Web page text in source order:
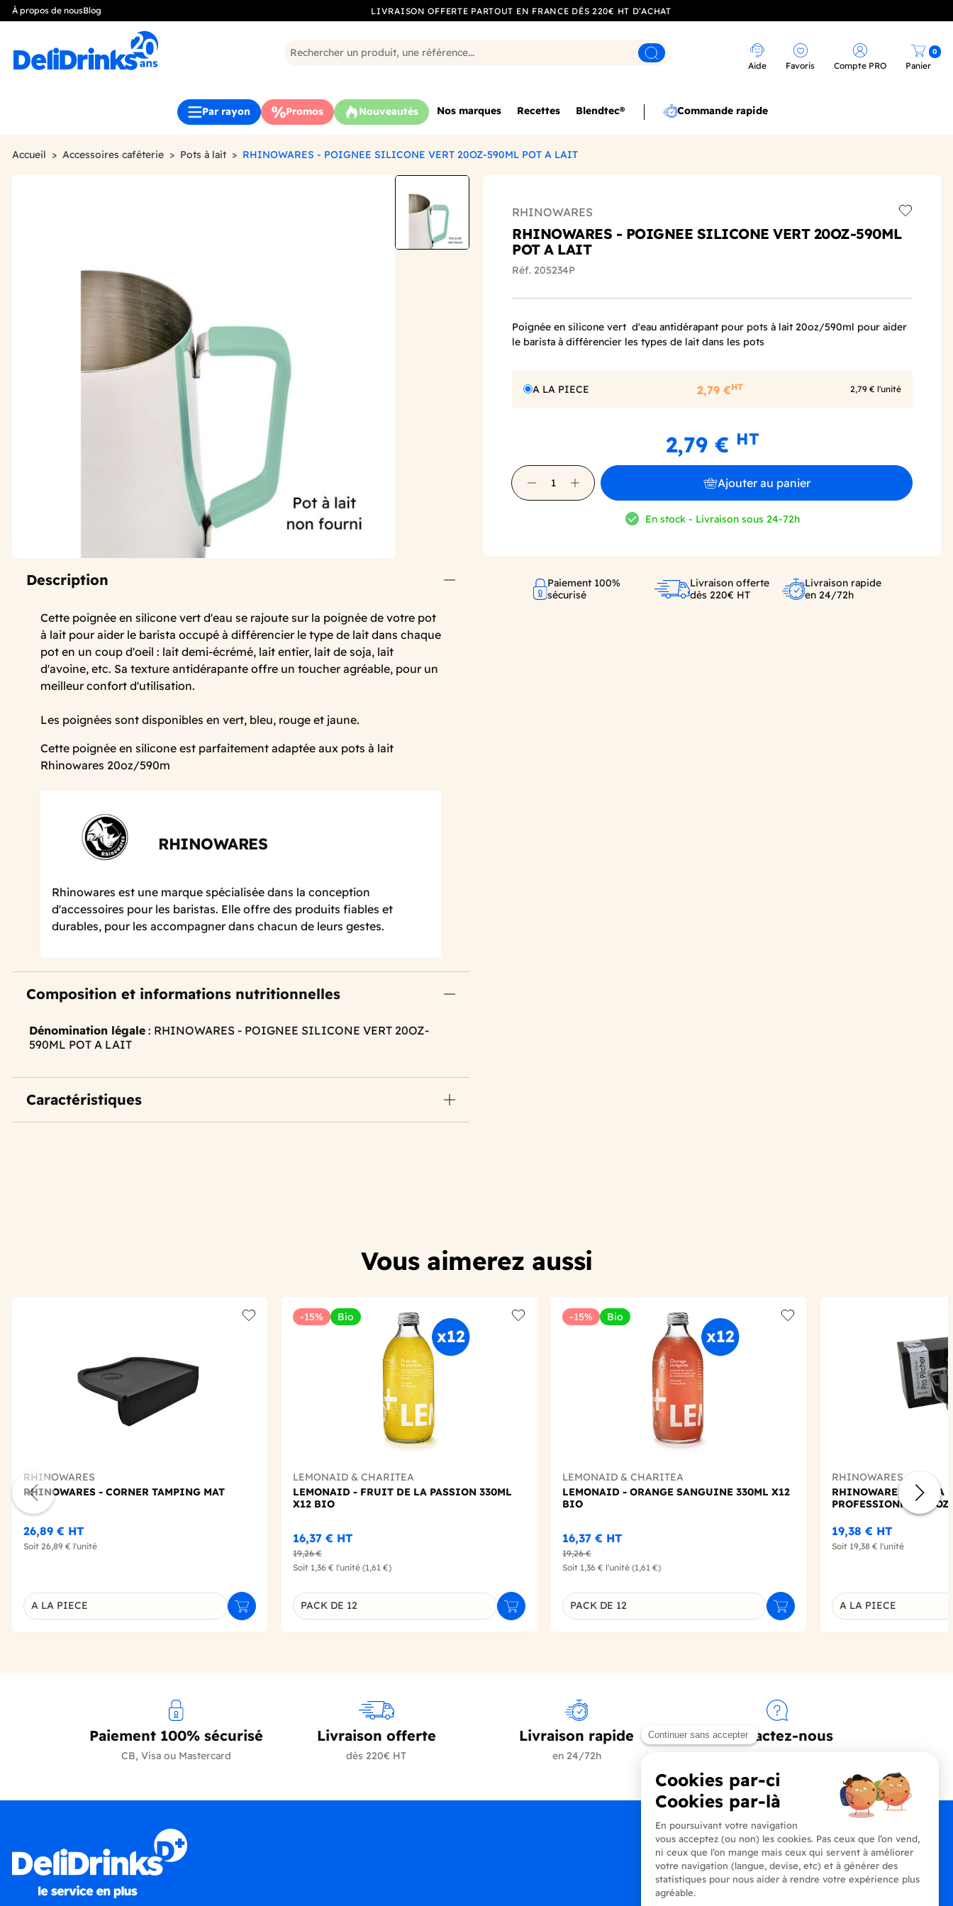
À propos de nousBlog LIVRAISON OFFERTE PARTOUT EN FRANCE DÈS 220€ HT D’ACHAT
Rechercher
Aide Favoris Compte PRO Panier
0
Par rayon Promos Nouveautés Nos marques Recettes Blendtec® Commande rapide
Accueil Accessoires caféterie Pots à lait RHINOWARES - POIGNEE SILICONE VERT 20OZ-590ML POT A LAIT
Description
Cette poignée en silicone vert d'eau se rajoute sur la poignée de votre pot
à lait pour aider le barista occupé à différencier le type de lait dans chaque
pot en un coup d'oeil : lait demi-écrémé, lait entier, lait de soja, lait
d'avoine, etc. Sa texture antidérapante offre un toucher agréable, pour un
meilleur confort d'utilisation.
Les poignées sont disponibles en vert, bleu, rouge et jaune.
Cette poignée en silicone est parfaitement adaptée aux pots à lait
Rhinowares 20oz/590m
RHINOWARES
Rhinowares est une marque spécialisée dans la conception
d'accessoires pour les baristas. Elle offre des produits fiables et
durables, pour les accompagner dans chacun de leurs gestes.
Composition et informations nutritionnelles
Dénomination légale : RHINOWARES - POIGNEE SILICONE VERT 20OZ-
590ML POT A LAIT
Caractéristiques
RHINOWARES
RHINOWARES - POIGNEE SILICONE VERT 20OZ-590ML
POT A LAIT
Réf. 205234P
Poignée en silicone vert d'eau antidérapant pour pots à lait 20oz/590ml pour aider
le barista à différencier les types de lait dans les pots
A LA PIECE 2,79 €HT 2,79 € l'unité
2,79 € HT
Ajouter au panier
En stock - Livraison sous 24-72h
Paiement 100%
sécurisé
Livraison offerte
dès 220€ HT
Livraison rapide
en 24/72h
Vous aimerez aussi
Add to wishlist
RHINOWARES
RHINOWARES - CORNER TAMPING MAT
26,89 € HT
Soit 26,89 € l'unité
Déclinaison du produit
A LA PIECE Ajouter au panier
-15% Bio
Add to wishlist
LEMONAID & CHARITEA
LEMONAID - FRUIT DE LA PASSION 330ML
X12 BIO
16,37 € HT
19,26 €
Soit 1,36 € l'unité (1,61 €)
Déclinaison du produit
PACK DE 12 Ajouter au panier
-15% Bio
LEMONAID & CHARITEA
LEMONAID - ORANGE SANGUINE 330ML X12
BIO
16,37 € HT
19,26 €
Soit 1,36 € l'unité (1,61 €)
Déclinaison du produit
PACK DE 12 Ajouter au panier
RHINOWARES
RHINOWARES - POT A
PROFESSIONNEL
19,38 € HT
Soit 19,38 € l'unité
Déclinaison du produit
A LA PIECE
Paiement 100% sécurisé
CB, Visa ou Mastercard
Livraison offerte
dès 220€ HT
Livraison rapide
en 24/72h
Contactez-nous